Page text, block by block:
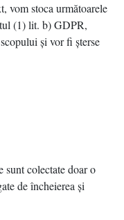
vom stoca următoarele
(1) lit. b) GDPR,
şi vor fi şterse
sunt colectate doar o
de încheierea şi